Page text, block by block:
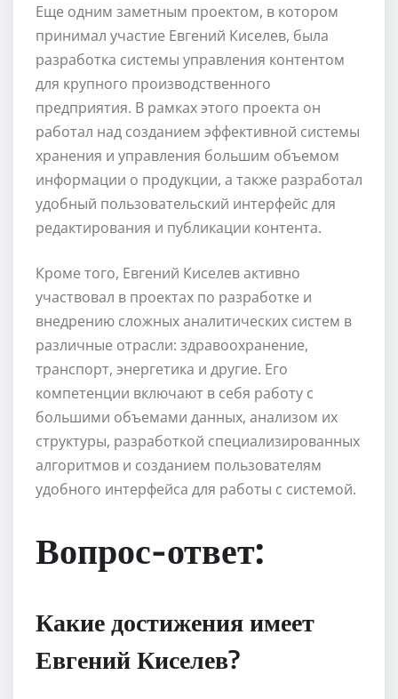
Еще одним заметным проектом, в котором
принимал участие Евгений Киселев, была
разработка системы управления контентом
для крупного производственного
предприятия. В рамках этого проекта он
работал над созданием эффективной системы
хранения и управления большим объемом
информации о продукции, а также разработал
удобный пользовательский интерфейс для
редактирования и публикации контента.
Кроме того, Евгений Киселев активно
участвовал в проектах по разработке и
внедрению сложных аналитических систем в
различные отрасли: здравоохранение,
транспорт, энергетика и другие. Его
компетенции включают в себя работу с
большими объемами данных, анализом их
структуры, разработкой специализированных
алгоритмов и созданием пользователям
удобного интерфейса для работы с системой.
Вопрос-ответ:
Какие достижения имеет
Евгений Киселев?